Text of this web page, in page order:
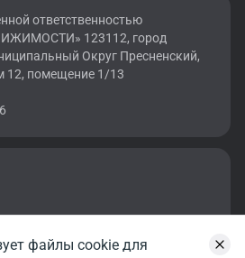
ответственностью
123112, город
Округ Пресненский,
12, помещение 1/13
защищены.
файлы cookie для